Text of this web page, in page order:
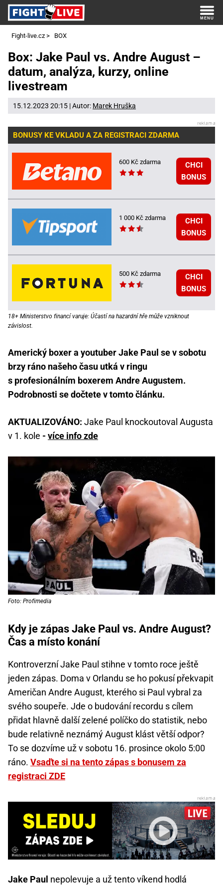
Fight-live.cz > BOX
Box: Jake Paul vs. Andre August –
datum, analýza, kurzy, online
livestream
15.12.2023 20:15 | Autor: Marek Hruška
BONUSY KE VKLADU A ZA REGISTRACI ZDARMA
600 Kč zdarma
CHCI
BONUS
1 000 Kč zdarma
CHCI
BONUS
500 Kč zdarma
CHCI
BONUS
18+ Ministerstvo financí varuje: Účastí na hazardní hře může vzniknout
závislost.
Americký boxer a youtuber Jake Paul se v sobotu
brzy ráno našeho času utká v ringu
s profesionálním boxerem Andre Augustem.
Podrobnosti se dočtete v tomto článku.
AKTUALIZOVÁNO: Jake Paul knockoutoval Augusta
v 1. kole - více info zde
Foto: Profimedia
Kdy je zápas Jake Paul vs. Andre August?
Čas a místo konání
Kontroverzní Jake Paul stihne v tomto roce ještě
jeden zápas. Doma v Orlandu se ho pokusí překvapit
Američan Andre August, kterého si Paul vybral za
svého soupeře. Jde o budování recordu s cílem
přidat hlavně další zelené políčko do statistik, nebo
bude relativně neznámý August klást větší odpor?
To se dozvíme už v sobotu 16. prosince okolo 5:00
ráno. Vsaďte si na tento zápas s bonusem za
registraci ZDE
Jake Paul nepolevuje a už tento víkend hodlá